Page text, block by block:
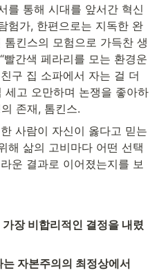
를 통해 시대를 앞서간 혁신
험가, 한편으로는 지독한 완
킨스의 모험으로 가득찬 생
빨간색 페라리를 모는 환경운
구 집 소파에서 자는 걸 더
세고 오만하며 논쟁을 좋아하
존재, 톰킨스.
사람이 자신이 옳다고 믿는
해 삶의 고비마다 어떤 선택
운 결과로 이어졌는지를 보
장 비합리적인 결정을 내렸
자본주의의 최정상에서